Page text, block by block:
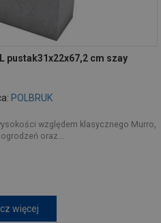
pustak31x22x67,2 cm szay
POLBRUK
względem klasycznego Murro,
oraz...
więcej